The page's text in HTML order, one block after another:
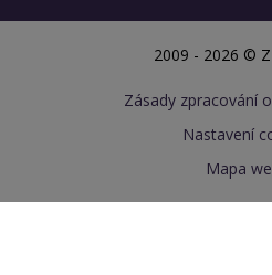
2009 - 2026 ©
Zásady zpracování
Nastavení
Mapa